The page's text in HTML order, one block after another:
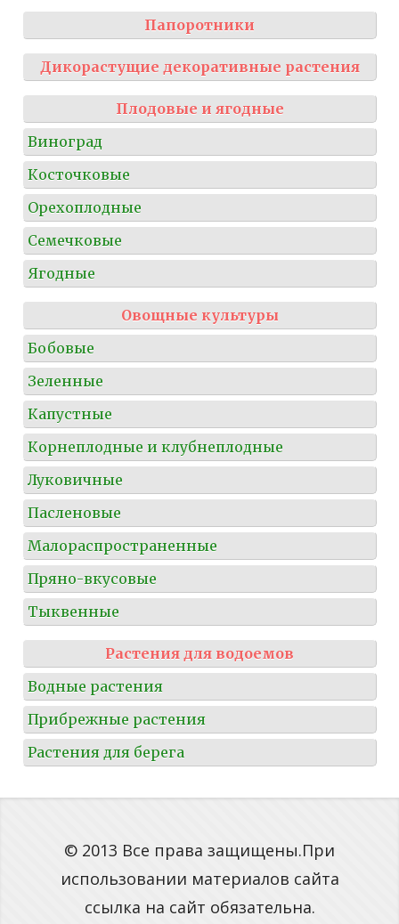
Папоротники
Дикорастущие декоративные растения
Плодовые и ягодные
Виноград
Косточковые
Орехоплодные
Семечковые
Ягодные
Овощные культуры
Бобовые
Зеленные
Капустные
Корнеплодные и клубнеплодные
Луковичные
Пасленовые
Малораспространенные
Пряно-вкусовые
Тыквенные
Растения для водоемов
Водные растения
Прибрежные растения
Растения для берега
© 2013 Все права защищены.При
использовании материалов сайта
ссылка на сайт обязательна.